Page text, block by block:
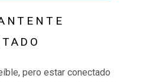
pero estar conectado